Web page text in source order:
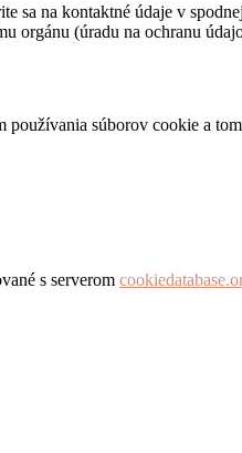
sa na kontaktné údaje v
orgánu (úradu na ochranu
používania súborov cookie a
s serverom